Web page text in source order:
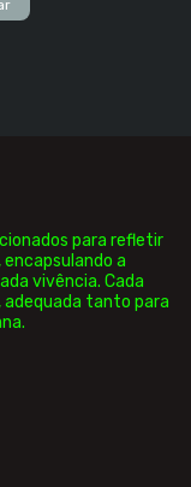
para refletir
a
vivência. Cada
tanto para